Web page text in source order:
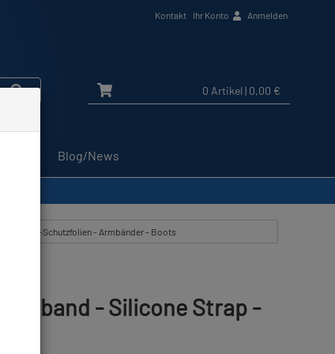
Kontakt Ihr Konto Anmelden
0 Artikel | 0,00 €
Blog/News
Display-Schutzfolien - Armbänder - Boots
- Silicone Strap -